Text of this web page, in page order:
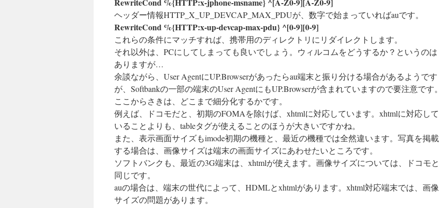
ヘッダー情報HTTP_X_UP_DEVCAP_MAX_PDUが、数字で始まっていればauです。
RewriteCond %{HTTP:x-up-devcap-max-pdu} ^[0-9][0-9]
これらの条件にマッチすれば、携帯用のディレクトリにリダイレクトします。
それ以外は、PCにしてしまっても良いでしょう。ウィルコムをどうするか？というのは
ありますが…
余談ながら、User AgentにUP.Browserがあったらau端末と振り分ける場合があるようです
が、Softbankの一部の端末のUser AgentにもUP.Browserが含まれていますので要注意です。
ここからさきは、どこまで細分化するかです。
例えば、ドコモだと、初期のFOMAを除けば、xhtmlに対応しています。xhtmlに対応して
いることよりも、tableタグが使えることのほうが大きいですかね。
また、表示画面サイズもimode初期の機種と、最近の機種では全然違います。写真を掲載
する場合は、画像サイズは端末の画面サイズにあわせたいところです。
ソフトバンクも、最近の3G端末は、xhtmlが使えます。画像サイズについては、ドコモと
同じです。
auの場合は、端末の世代によって、HDMLとxhtmlがあります。xhtml対応端末では、画像
サイズの問題があります。